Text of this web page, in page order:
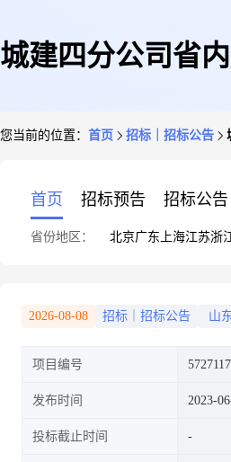
城建四分公司省
您当前的位置： 首页 招标｜招标公告
首页 招标预告 招标公告
省份地区： 北京广东 上海江苏浙
2026-08-08 招标｜招标公告 山
项目编号
发布时间 2023-
投标截止时间